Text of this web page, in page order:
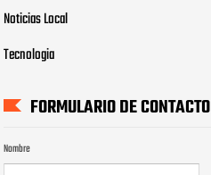
Noticias Local
Tecnologia
FORMULARIO DE CONTACTO
Nombre